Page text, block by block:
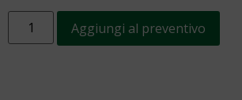
Aggiungi al preventivo